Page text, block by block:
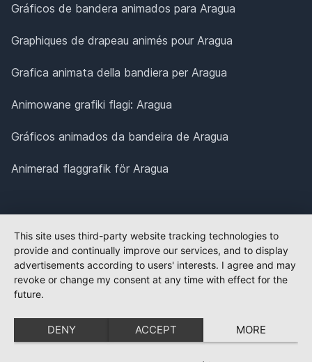
Gráficos de bandera animados para Aragua
Graphiques de drapeau animés pour Aragua
Grafica animata della bandiera per Aragua
Animowane grafiki flagi: Aragua
Gráficos animados da bandeira de Aragua
Animerad flaggrafik för Aragua
This site uses third-party website tracking technologies to
provide and continually improve our services, and to display
advertisements according to users' interests. I agree and may
revoke or change my consent at any time with effect for the
future.
DENY ACCEPT MORE